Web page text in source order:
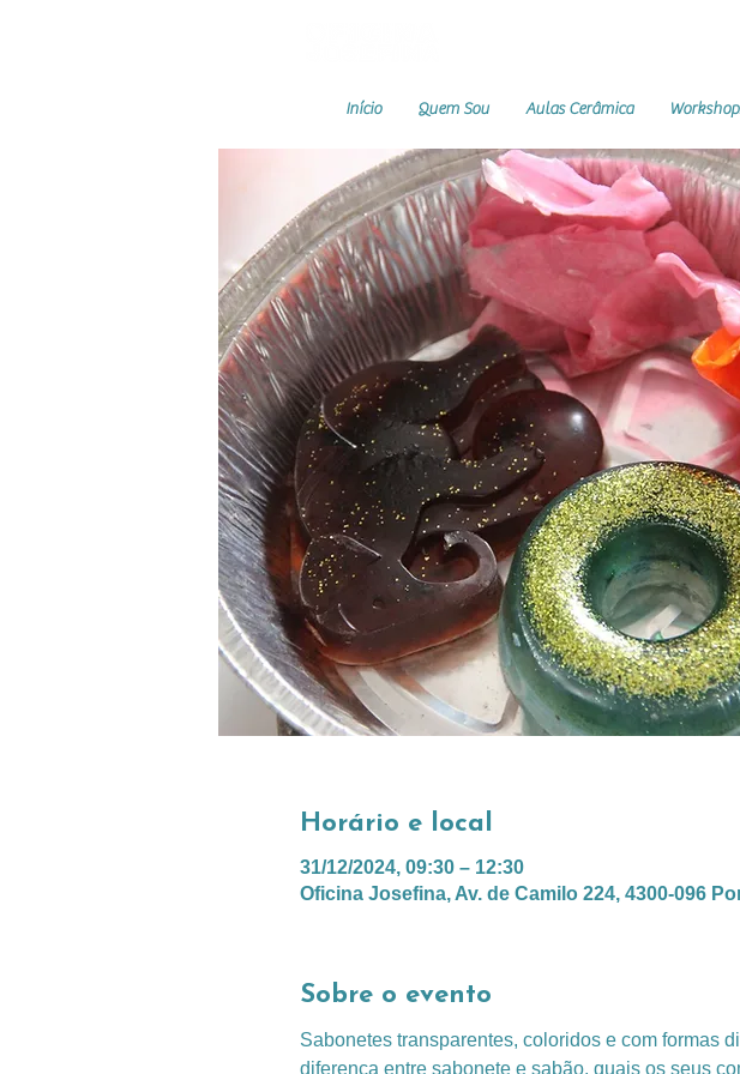
Início Quem Sou Aulas Cerâmica
Horário e local
31/12/2024, 09:30 – 12:30
Oficina Josefina, Av. de Camilo 224, 4300-096
Sobre o evento
Sabonetes transparentes, coloridos e com formas
diferença entre sabonete e sabão, quais os seus